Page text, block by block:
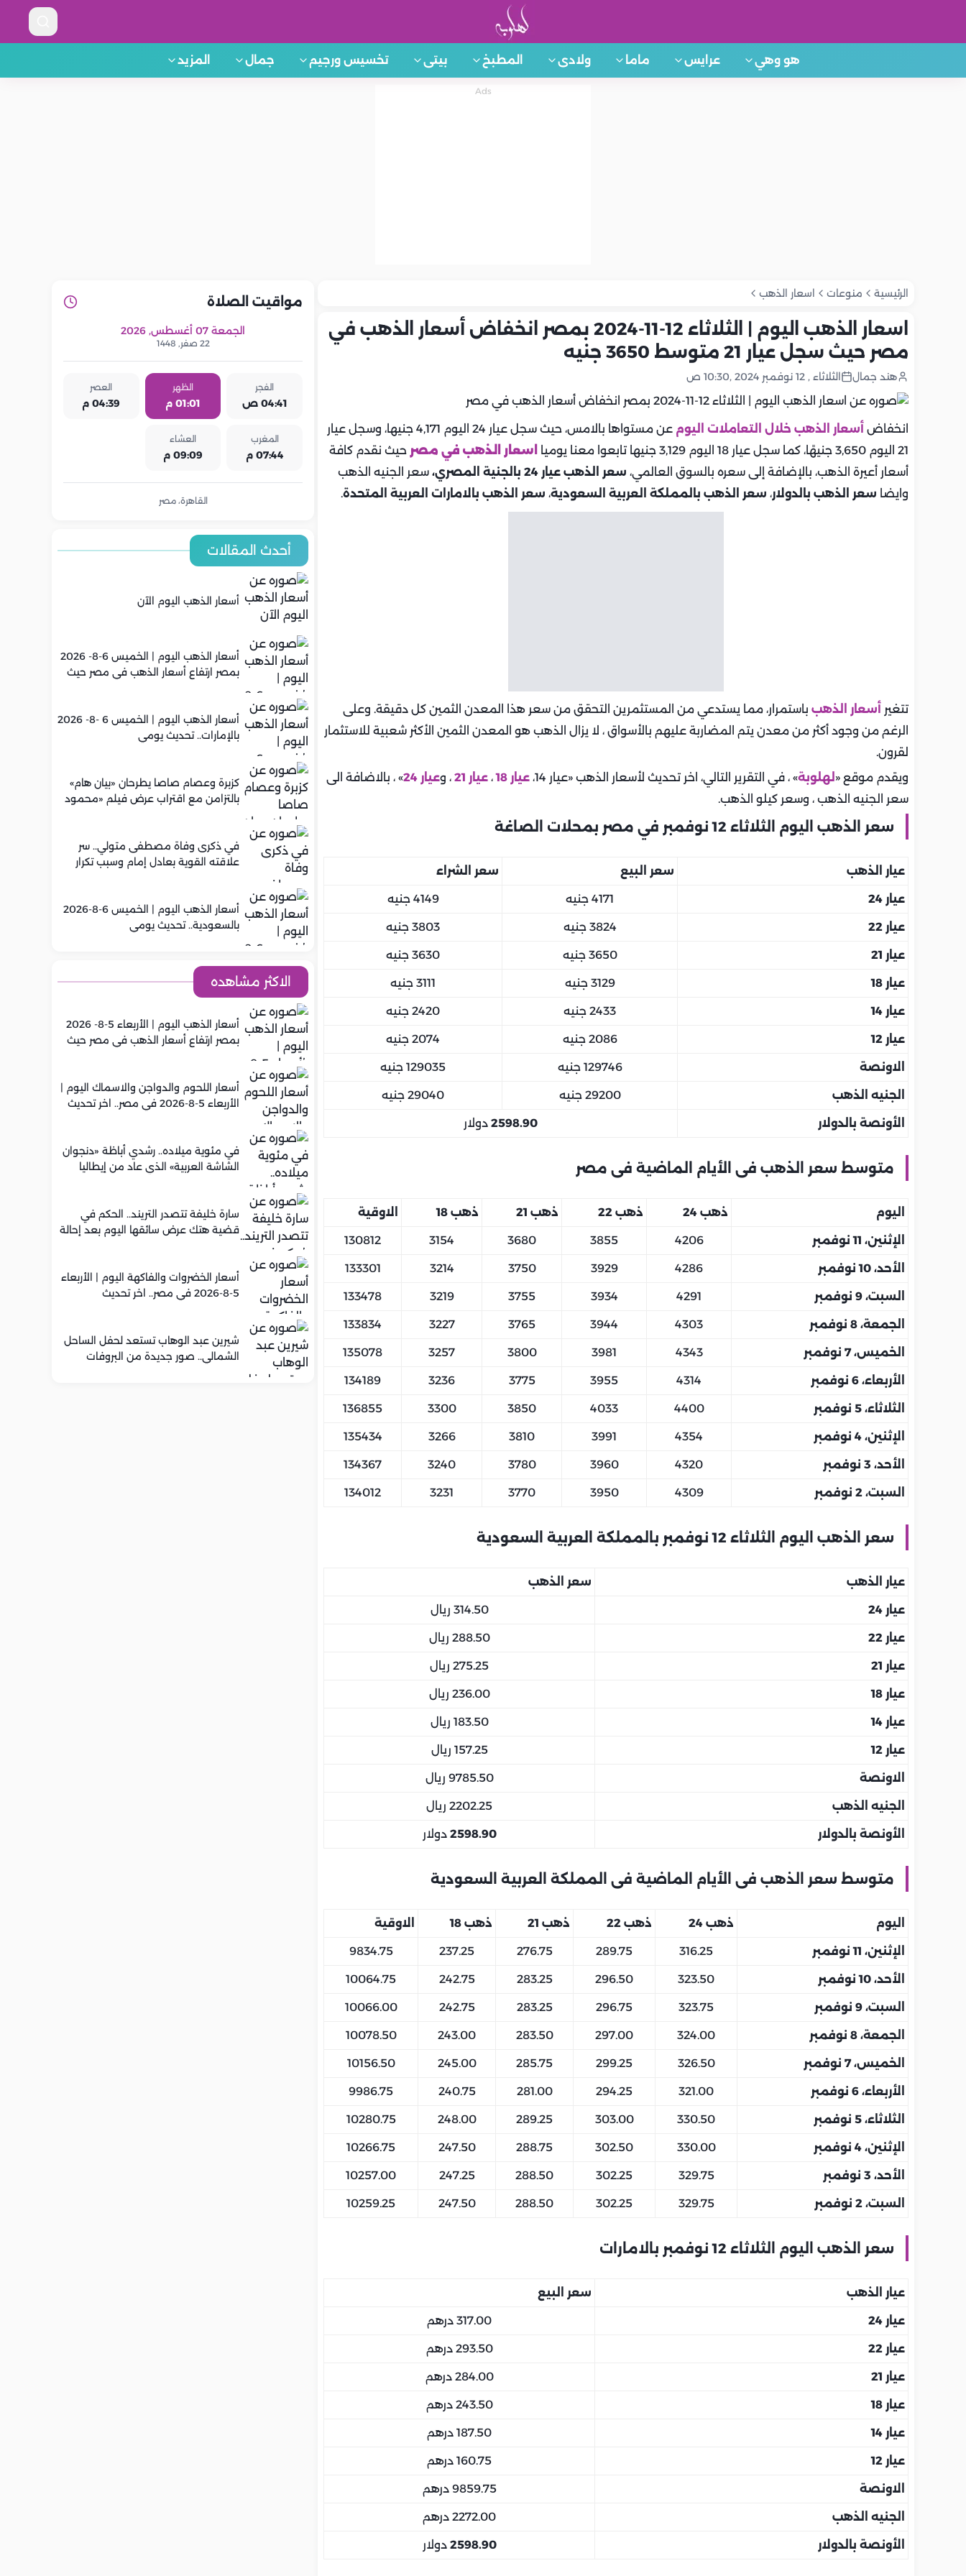
هو وهي عرايس ماما ولادى المطبخ بيتى تخسيس ورجيم جمال المزيد
الرئيسية منوعات اسعار الذهب
اسعار الذهب اليوم | الثلاثاء 12-11-2024 بمصر انخفاض أسعار الذهب في
مصر حيث سجل عيار 21 متوسط 3650 جنيه
هند جمال الثلاثاء , 12 نوفمبر 2024 ,10:30 ص
انخفاض أسعار الذهب خلال التعاملات اليوم
عن مستواها بالامس، حيث سجل عيار 24 اليوم 4,171 جنيها، وسجل عيار
21 اليوم 3,650 جنيهًا، كما سجل عيار 18 اليوم 3,129 جنيها تابعوا معنا يوميا
اسعار الذهب في مصر حيث نقدم كافة
أسعار أعيرة الذهب، بالإضافة إلى سعره بالسوق العالمي، سعر الذهب عيار 24 بالجنية المصري،
سعر الجنيه الذهب
وايضا سعر الذهب بالدولار، سعر الذهب بالمملكة العربية السعودية، سعر الذهب بالامارات العربية المتحدة.
تتغير أسعار الذهب باستمرار، مما يستدعي من المستثمرين التحقق من سعر هذا المعدن الثمين كل دقيقة. وعلى
الرغم من وجود أكثر من معدن يتم المضاربة عليهم بالأسواق ، لا يزال الذهب هو المعدن الثمين الأكثر شعبية للاستثمار
لقرون.
ويقدم موقع « لهلوبة» ، في التقرير التالي، اخر تحديث لأسعار الذهب «عيار 14، عيار 18 ، عيار 21 ، وعيار 24
» ، بالاضافة الى
سعر الجنيه الذهب ، وسعر كيلو الذهب.
سعر الذهب اليوم الثلاثاء 12 نوفمبر في مصر بمحلات الصاغة
عيار الذهب سعر البيع سعر الشراء
عيار 24 4171 جنيه 4149 جنيه
عيار 22 3824 جنيه 3803 جنيه
عيار 21 3650 جنيه 3630 جنيه
عيار 18 3129 جنيه 3111 جنيه
عيار 14 2433 جنيه 2420 جنيه
عيار 12 2086 جنيه 2074 جنيه
الاونصة 129746 جنيه 129035 جنيه
الجنيه الذهب 29200 جنيه 29040 جنيه
الأونصة بالدولار 2598.90 دولار
متوسط سعر الذهب فى الأيام الماضية فى مصر
اليوم ذهب 24 ذهب 22 ذهب 21 ذهب 18 الاوقية
الإثنين، 11 نوفمبر 4206
3855
3680
3154
130812
الأحد، 10 نوفمبر 4286
3929
3750
3214
133301
السبت، 9 نوفمبر 4291
3934
3755
3219
133478
الجمعة، 8 نوفمبر 4303
3944
3765
3227
133834
الخميس، 7 نوفمبر 4343
3981
3800
3257
135078
الأربعاء، 6 نوفمبر 4314
3955
3775
3236
134189
الثلاثاء، 5 نوفمبر 4400
4033
3850
3300
136855
الإثنين، 4 نوفمبر 4354
3991
3810
3266
135434
الأحد، 3 نوفمبر 4320
3960
3780
3240
134367
السبت، 2 نوفمبر 4309
3950
3770
3231
134012
سعر الذهب اليوم الثلاثاء 12 نوفمبر بالمملكة العربية السعودية
عيار الذهب سعر الذهب
عيار 24 314.50 ريال
عيار 22 288.50 ريال
عيار 21 275.25 ريال
عيار 18 236.00 ريال
عيار 14 183.50 ريال
عيار 12 157.25 ريال
الاونصة 9785.50 ريال
الجنيه الذهب 2202.25 ريال
الأونصة بالدولار 2598.90 دولار
متوسط سعر الذهب فى الأيام الماضية فى المملكة العربية السعودية
اليوم ذهب 24 ذهب 22 ذهب 21 ذهب 18 الاوقية
الإثنين، 11 نوفمبر 316.25
289.75
276.75
237.25
9834.75
الأحد، 10 نوفمبر 323.50
296.50
283.25
242.75
10064.75
السبت، 9 نوفمبر 323.75
296.75
283.25
242.75
10066.00
الجمعة، 8 نوفمبر 324.00
297.00
283.50
243.00
10078.50
الخميس، 7 نوفمبر 326.50
299.25
285.75
245.00
10156.50
الأربعاء، 6 نوفمبر 321.00
294.25
281.00
240.75
9986.75
الثلاثاء، 5 نوفمبر 330.50
303.00
289.25
248.00
10280.75
الإثنين، 4 نوفمبر 330.00
302.50
288.75
247.50
10266.75
الأحد، 3 نوفمبر 329.75
302.25
288.50
247.25
10257.00
السبت، 2 نوفمبر 329.75
302.25
288.50
247.50
10259.25
سعر الذهب اليوم الثلاثاء 12 نوفمبر بالامارات
عيار الذهب سعر البيع
عيار 24 317.00 درهم
عيار 22 293.50 درهم
عيار 21 284.00 درهم
عيار 18 243.50 درهم
عيار 14 187.50 درهم
عيار 12 160.75 درهم
الاونصة 9859.75 درهم
الجنيه الذهب 2272.00 درهم
الأونصة بالدولار 2598.90 دولار
مواقيت الصلاة
الجمعة 07 أغسطس, 2026
22 صفر, 1448
الفجر
04:41 ص
الظهر
01:01 م
العصر
04:39 م
المغرب
07:44 م
العشاء
09:09 م
القاهرة، مصر
أحدث المقالات
أسعار الذهب اليوم الآن
أسعار الذهب اليوم | الخميس 6-8- 2026
بمصر ارتفاع أسعار الذهب في مصر حيث
أسعار الذهب اليوم | الخميس 6 -8- 2026
بالإمارات.. تحديث يومي
كزبرة وعصام صاصا يطرحان «بيان هام»
بالتزامن مع اقتراب عرض فيلم «محمود
في ذكرى وفاة مصطفى متولي.. سر
علاقته القوية بعادل إمام وسبب تكرار
أسعار الذهب اليوم | الخميس 6-8-2026
بالسعودية.. تحديث يومي
الاكثر مشاهده
أسعار الذهب اليوم | الأربعاء 5-8- 2026
بمصر ارتفاع أسعار الذهب في مصر حيث
أسعار اللحوم والدواجن والاسماك اليوم |
الأربعاء 5-8-2026 في مصر.. اخر تحديث
في مئوية ميلاده.. رشدي أباظة «دنجوان
الشاشة العربية» الذي عاد من إيطاليا
سارة خليفة تتصدر التريند.. الحكم في
قضية هتك عرض سائقها اليوم بعد إحالة
أسعار الخضروات والفاكهة اليوم | الأربعاء
5-8-2026 في مصر.. اخر تحديث
شيرين عبد الوهاب تستعد لحفل الساحل
الشمالي.. صور جديدة من البروفات